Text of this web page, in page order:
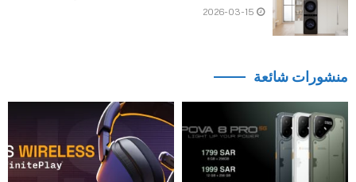
2026-03-15
منشورات شائعة